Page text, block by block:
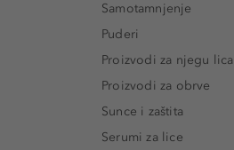
Samotamnjenje
Puderi
Proizvodi za njegu lica
Proizvodi za obrve
Sunce i zaštita
Serumi za lice